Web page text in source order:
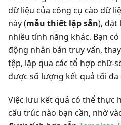
dữ liệu của công cụ cào dữ
này (mẫu thiết lập sẵn), đặt
nhiều tính năng khác. Bạn
động nhân bản truy vấn,
tệp, lặp qua các tổ hợp chữ-
được số lượng kết quả tối đa
Việc lưu kết quả có thể thực
cấu trúc nào bạn cần, nhờ